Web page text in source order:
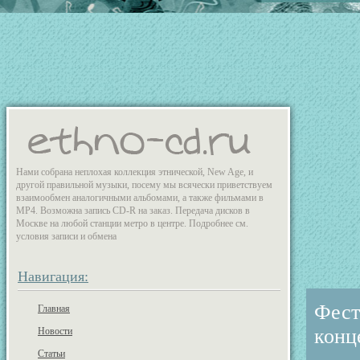
Нами собрана неплохая коллекция этнической, New Age, и
другой правильной музыки, посему мы всячески приветствуем
взаимообмен аналогичными альбомами, а также фильмами в
MP4. Возможна запись CD-R на заказ. Передача дисков в
Москве на любой станции метро в центре. Подробнее см.
условия записи и обмена
Навигация:
Главная
Новости
Статьи